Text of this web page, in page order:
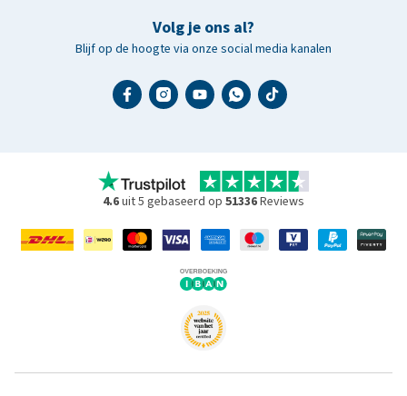
Volg je ons al?
Blijf op de hoogte via onze social media kanalen
4.6uit 5 gebaseerd op 51336Reviews